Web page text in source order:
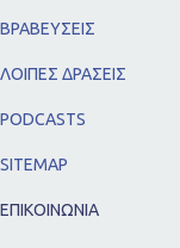
ΒΡΑΒΕΥΣΕΙΣ
ΛΟΙΠΕΣ ΔΡΑΣΕΙΣ
PODCASTS
SITEMAP
ΕΠΙΚΟΙΝΩΝΙΑ